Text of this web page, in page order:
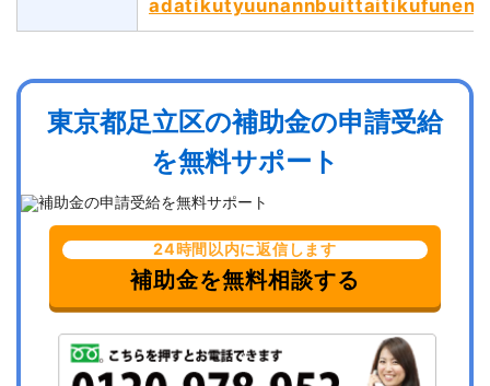
東京都足立区の補助金の申請受給
を無料サポート
24時間以内に返信します
補助金を無料相談する